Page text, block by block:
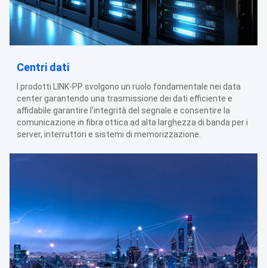
Centri dati
I prodotti LINK-PP svolgono un ruolo fondamentale nei data
center garantendo una trasmissione dei dati efficiente e
affidabile.garantire l'integrità del segnale e consentire la
comunicazione in fibra ottica ad alta larghezza di banda per i
server, interruttori e sistemi di memorizzazione.